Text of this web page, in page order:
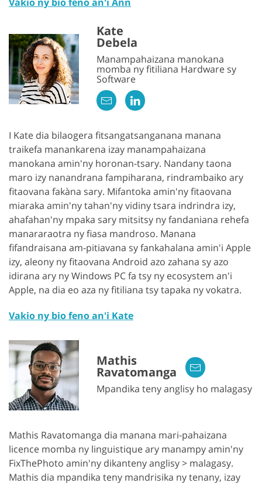
Kate
Debela
Manampahaizana manokana
momba ny fitiliana Hardware sy
Software
I Kate dia bilaogera fitsangatsanganana manana
traikefa manankarena izay manampahaizana
manokana amin'ny horonan-tsary. Nandany taona
maro izy nanandrana fampiharana, rindrambaiko ary
fitaovana fakàna sary. Mifantoka amin'ny fitaovana
miaraka amin'ny tahan'ny vidiny tsara indrindra izy,
ahafahan'ny mpaka sary mitsitsy ny fandaniana rehefa
manararaotra ny fiasa mandroso. Manana
fifandraisana am-pitiavana sy fankahalana amin'i Apple
izy, aleony ny fitaovana Android azo zahana sy azo
idirana ary ny Windows PC fa tsy ny ecosystem an'i
Apple, na dia eo aza ny fitiliana tsy tapaka ny vokatra.
Vakio ny bio feno an'i Kate
Mathis
Ravatomanga
Mpandika teny anglisy ho malagasy
Mathis Ravatomanga dia manana mari-pahaizana
licence momba ny linguistique ary manampy amin'ny
FixThePhoto amin'ny dikanteny anglisy > malagasy.
Mathis dia mpandika teny mandrisika ny tenany, izay